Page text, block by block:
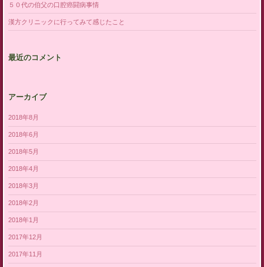
５０代の伯父の口腔癌闘病事情
漢方クリニックに行ってみて感じたこと
最近のコメント
アーカイブ
2018年8月
2018年6月
2018年5月
2018年4月
2018年3月
2018年2月
2018年1月
2017年12月
2017年11月